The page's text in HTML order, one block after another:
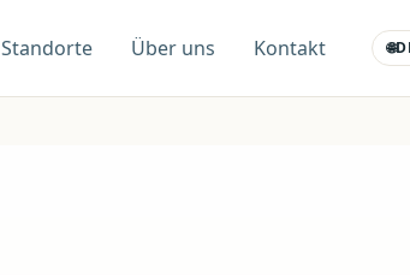
Standorte Über uns Kontakt 🌐